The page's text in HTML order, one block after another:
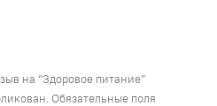
на “Здоровое питание”
Обязательные поля